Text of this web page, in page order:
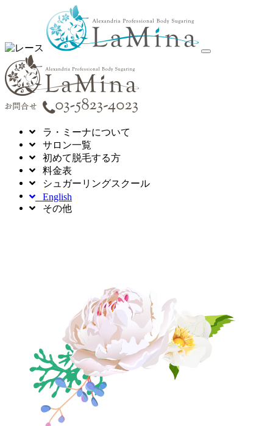
toggle
ラ・ミーナについて
サロン一覧
初めて脱毛する方
料金表
シュガーリングスクール
English
その他